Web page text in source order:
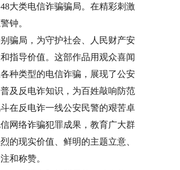
大类电信诈骗骗局。在精彩刺激
钟。
骗局，为守护社会、人民财产安
指导价值。这部作品用观众喜闻
种类型的电信诈骗，展现了公安
及反电诈知识，为百姓敲响防范
在反电诈一线公安民警的艰苦卓
网络诈骗犯罪成果，教育广大群
的现实价值、鲜明的主题立意、
和称赞。